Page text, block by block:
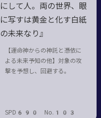
にして人。両の世界、眼
に写すは黄金と化す白紙
の未来なり』
【運命神からの神託と憑依に
よる未来予知の他】対象の攻
撃を予想し、回避する。
SPD690 No.103